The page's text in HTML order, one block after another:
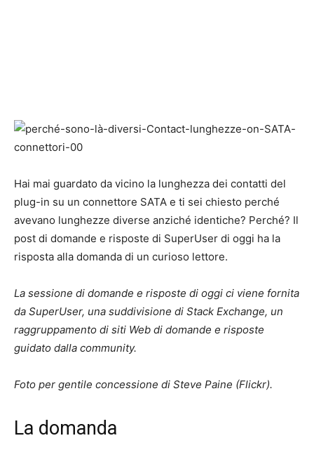
Hai mai guardato da vicino la lunghezza dei contatti del
plug-in su un connettore SATA e ti sei chiesto perché
avevano lunghezze diverse anziché identiche? Perché? Il
post di domande e risposte di SuperUser di oggi ha la
risposta alla domanda di un curioso lettore.
La sessione di domande e risposte di oggi ci viene fornita
da SuperUser, una suddivisione di Stack Exchange, un
raggruppamento di siti Web di domande e risposte
guidato dalla community.
Foto per gentile concessione di Steve Paine (Flickr).
La domanda